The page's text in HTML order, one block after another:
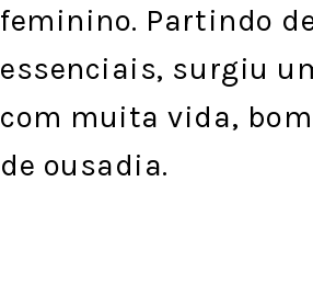
feminino. Partindo
essenciais, surgiu
com muita vida,
de ousadia.